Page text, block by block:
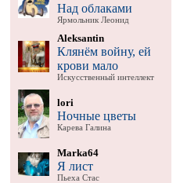
Над облаками
Ярмольник Леонид
Aleksantin
Клянём войну, ей
крови мало
Искусственный интеллект
lori
Ночные цветы
Карева Галина
Marka64
Я лист
Пьеха Стас